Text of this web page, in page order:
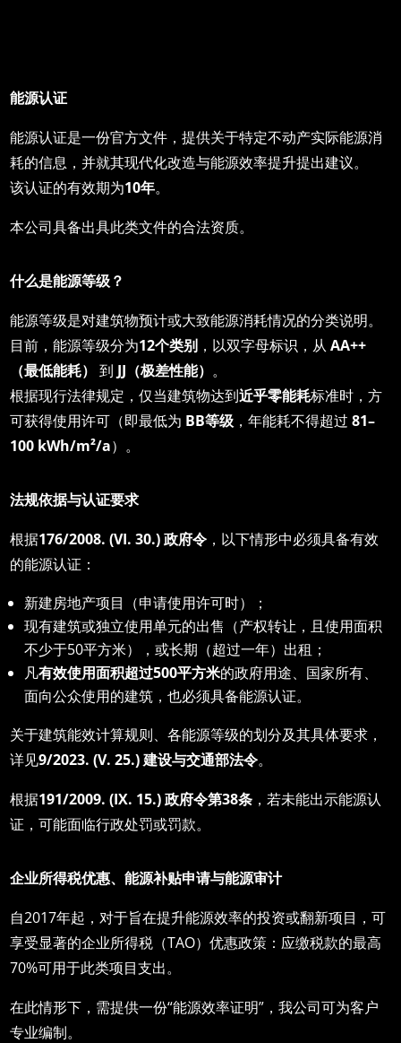
能源认证
能源认证是一份官方文件，提供关于特定不动产实际能源消
耗的信息，并就其现代化改造与能源效率提升提出建议。
该认证的有效期为10年。
本公司具备出具此类文件的合法资质。
什么是能源等级？
能源等级是对建筑物预计或大致能源消耗情况的分类说明。
目前，能源等级分为12个类别 ，以双字母标识，从AA++
（最低能耗） 到 JJ （极差性能） 。
根据现行法律规定，仅当建筑物达到近乎零能耗标准时，方
可获得使用许可（即最低为 BB等级 ，年能耗不得超过81–
100 kWh/m²/a）。
法规依据与认证要求
根据176/2008. (VI. 30.)政府令 ，以下情形中必须具备有效
的能源认证：
新建房地产项目（申请使用许可时）；
现有建筑或独立使用单元的出售（产权转让，且使用面积
不少于50平方米），或长期（超过一年）出租；
凡有效使用面积超过500平方米的政府用途、国家所有、
面向公众使用的建筑，也必须具备能源认证。
关于建筑能效计算规则、各能源等级的划分及其具体要求，
详见9/2023. (V. 25.)建设与交通部法令。
根据191/2009. (IX. 15.)政府令第38条 ，若未能出示能源认
证，可能面临行政处罚或罚款。
企业所得税优惠、能源补贴申请与能源审计
自2017年起，对于旨在提升能源效率的投资或翻新项目，可
享受显著的企业所得税（TAO）优惠政策：应缴税款的最高
70%可用于此类项目支出。
在此情形下，需提供一份“能源效率证明”，我公司可为客户
专业编制。